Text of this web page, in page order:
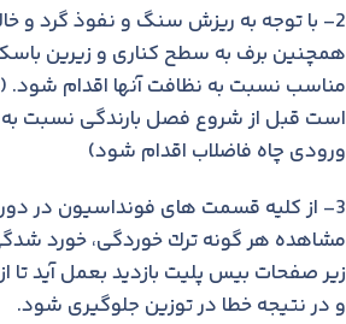
2- با توجه به ریزش سنگ و نفوذ گرد و
همچنین برف به سطح كناری و زیرین
مناسب نسبت به نظافت آنها اقدام شود.
است قبل از شروع فصل بارندگی نسبت به
ورودی چاه فاضلاب اقدام شود)
3- از كلیه قسمت های فونداسیون در
مشاهده هر گونه ترك خوردگی، خورد
زیر صفحات بیس پلیت بازدید بعمل آید تا
و در نتیجه خطا در توزین جلوگیری شود.